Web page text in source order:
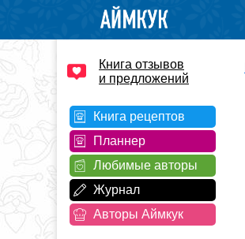
Книга отзывов
и предложений
Книга рецептов
Планнер
Любимые авторы
Журнал
Авторы Аймкук